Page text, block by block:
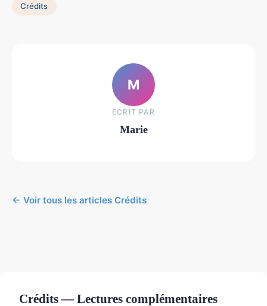
Crédits
M
ECRIT PAR
Marie
← Voir tous les articles Crédits
Crédits — Lectures complémentaires